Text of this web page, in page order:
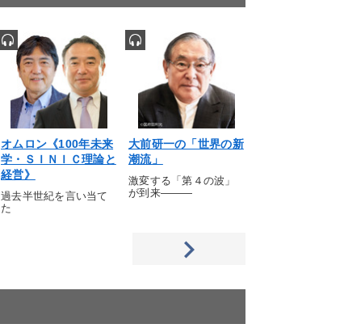
オムロン《100年未来
学・ＳＩＮＩＣ理論と
経営》
過去半世紀を言い当て
た
大前研一の「世界の新
潮流」
激変する「第４の波」
が到来―――